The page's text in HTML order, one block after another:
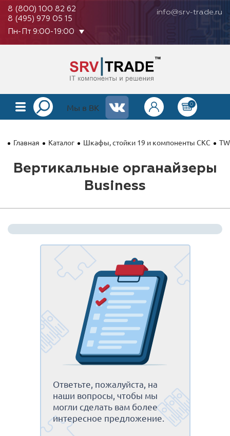
8 (800) 100 82 62
8 (495) 979 05 15
info@srv-trade.ru
Пн-Пт 9:00-19:00
КАТАЛОГ
ОПЛАТА
ГАРАНТИЯ
КОНТАКТЫ
Мы в ВК 0
Главная Каталог Шкафы, стойки 19 и компоненты СКС
Вертикальные органайзеры
Business
Ответьте, пожалуйста, на
наши вопросы, чтобы мы
могли сделать вам более
интересное предложение.